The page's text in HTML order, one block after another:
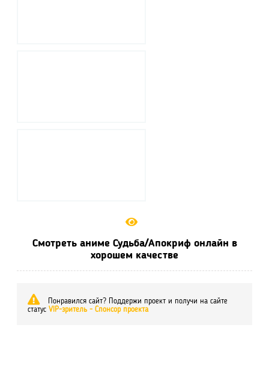
Смотреть аниме Судьба/Апокриф онлайн в
хорошем качестве
Понравился сайт? Поддержи проект и получи на сайте
статус VIP-зритель - Спонсор проекта